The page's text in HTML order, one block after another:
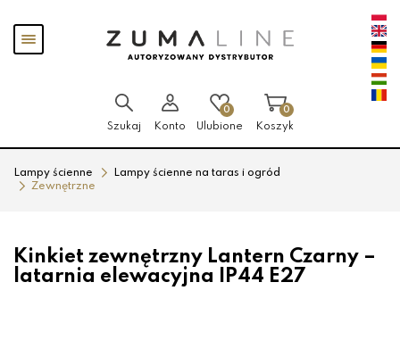
Pokaż
menu
Szukaj Konto
0
Ulubione
0
Koszyk
Lampy ścienne
Lampy ścienne na taras i ogród
Zewnętrzne
Kinkiet zewnętrzny Lantern Czarny –
latarnia elewacyjna IP44 E27